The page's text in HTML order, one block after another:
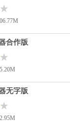
合作版
无字版